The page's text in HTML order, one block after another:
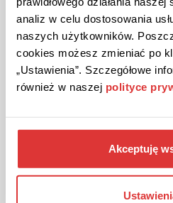
analiz w celu dostosowania
naszych użytkowników.
cookies możesz zmieniać po
„Ustawienia”. Szczegółowe
również w naszej polityce
Akceptuję
PROMOCJA
Wypróbuj empikGo za
Dostęp do 40 000 e-booków i 4
empikGo. Wypróbuj teraz za
ZOBACZ
Kupon ważny do